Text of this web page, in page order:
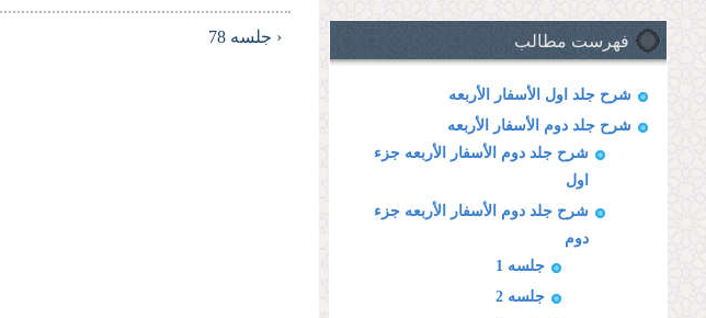
فهرست مطالب
شرح جلد اول الأسفار الأربعه
شرح جلد دوم الأسفار الأربعه
شرح جلد دوم الأسفار الأربعه جزء
اول
شرح جلد دوم الأسفار الأربعه جزء
دوم
جلسه 1
جلسه 2
‹ جلسه 78